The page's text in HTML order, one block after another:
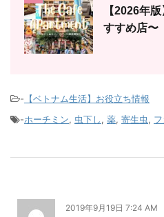
【2026年
すすめ店〜
- 【ベトナム生活】お役立ち情報
-ホーチミン, 虫下し, 薬, 寄生虫,
2019年9月19日 7:24 AM